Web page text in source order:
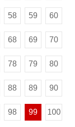
58 59 60
68 69 70
78 79 80
88 89 90
98 99 100